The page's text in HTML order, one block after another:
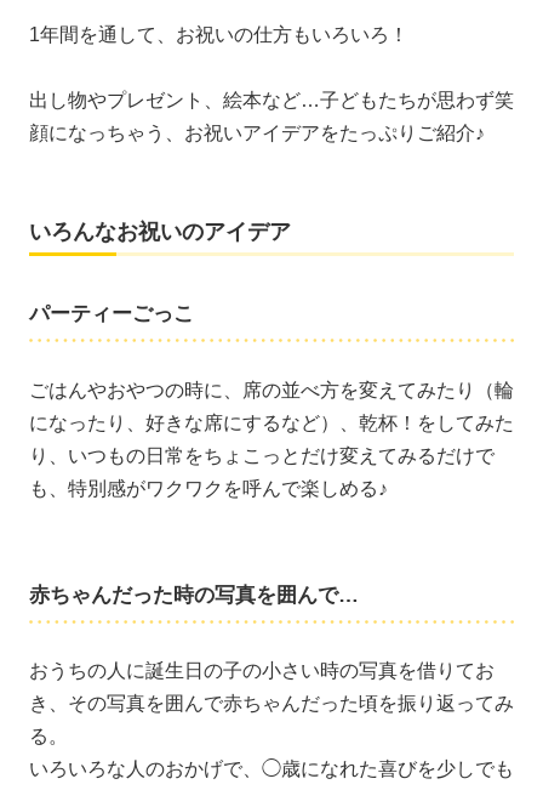
1年間を通して、お祝いの仕方もいろいろ！
出し物やプレゼント、絵本など…子どもたちが思わず笑
顔になっちゃう、お祝いアイデアをたっぷりご紹介♪
いろんなお祝いのアイデア
パーティーごっこ
ごはんやおやつの時に、席の並べ方を変えてみたり（輪
になったり、好きな席にするなど）、乾杯！をしてみた
り、いつもの日常をちょこっとだけ変えてみるだけで
も、特別感がワクワクを呼んで楽しめる♪
赤ちゃんだった時の写真を囲んで…
おうちの人に誕生日の子の小さい時の写真を借りてお
き、その写真を囲んで赤ちゃんだった頃を振り返ってみ
る。
いろいろな人のおかげで、◯歳になれた喜びを少しでも